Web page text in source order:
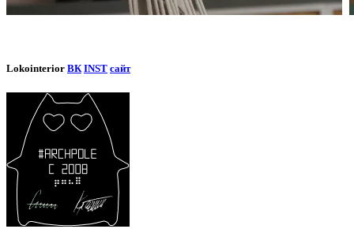
Lokointerior ВК INST сайт